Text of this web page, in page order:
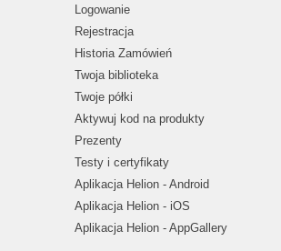
Logowanie
Rejestracja
Historia Zamówień
Twoja biblioteka
Twoje półki
Aktywuj kod na produkty
Prezenty
Testy i certyfikaty
Aplikacja Helion - Android
Aplikacja Helion - iOS
Aplikacja Helion - AppGallery